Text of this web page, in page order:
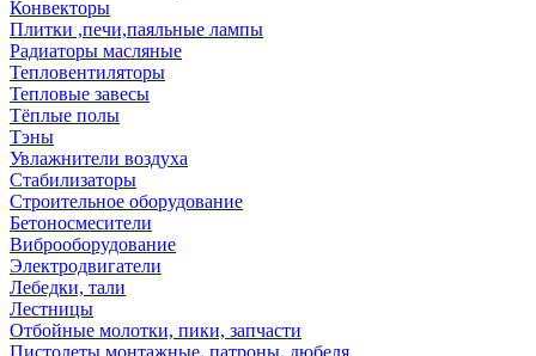
Конвекторы
Плитки ,печи,паяльные лампы
Радиаторы масляные
Тепловентиляторы
Тепловые завесы
Тёплые полы
Тэны
Увлажнители воздуха
Стабилизаторы
Строительное оборудование
Бетоносмесители
Виброоборудование
Электродвигатели
Лебедки, тали
Лестницы
Отбойные молотки, пики, запчасти
Пистолеты монтажные, патроны, дюбеля